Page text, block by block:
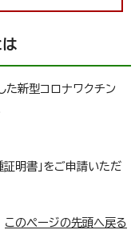
は
た新型コロナワクチン
証明書」をご申請いただ
このページの先頭へ戻る